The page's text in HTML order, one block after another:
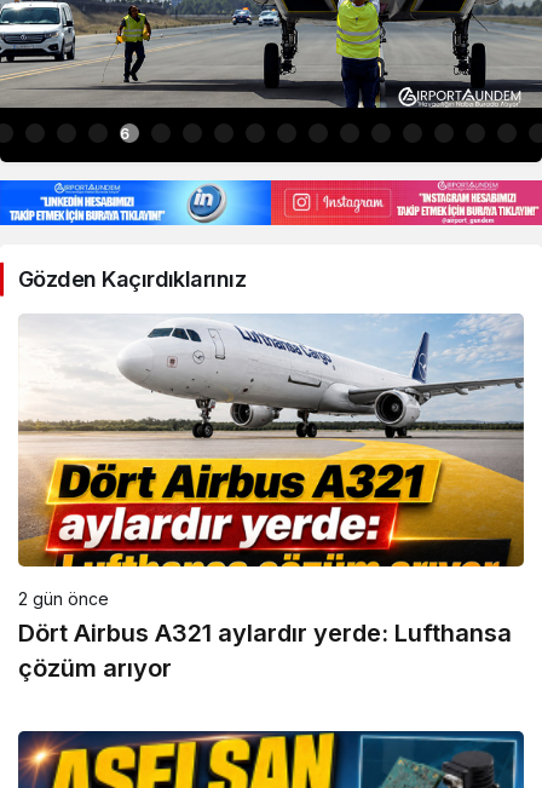
6
Gözden Kaçırdıklarınız
2 gün önce
Dört Airbus A321 aylardır yerde: Lufthansa
çözüm arıyor